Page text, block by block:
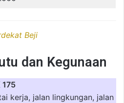
Beji
dan Kegunaan
kerja, jalan lingkungan, jalan